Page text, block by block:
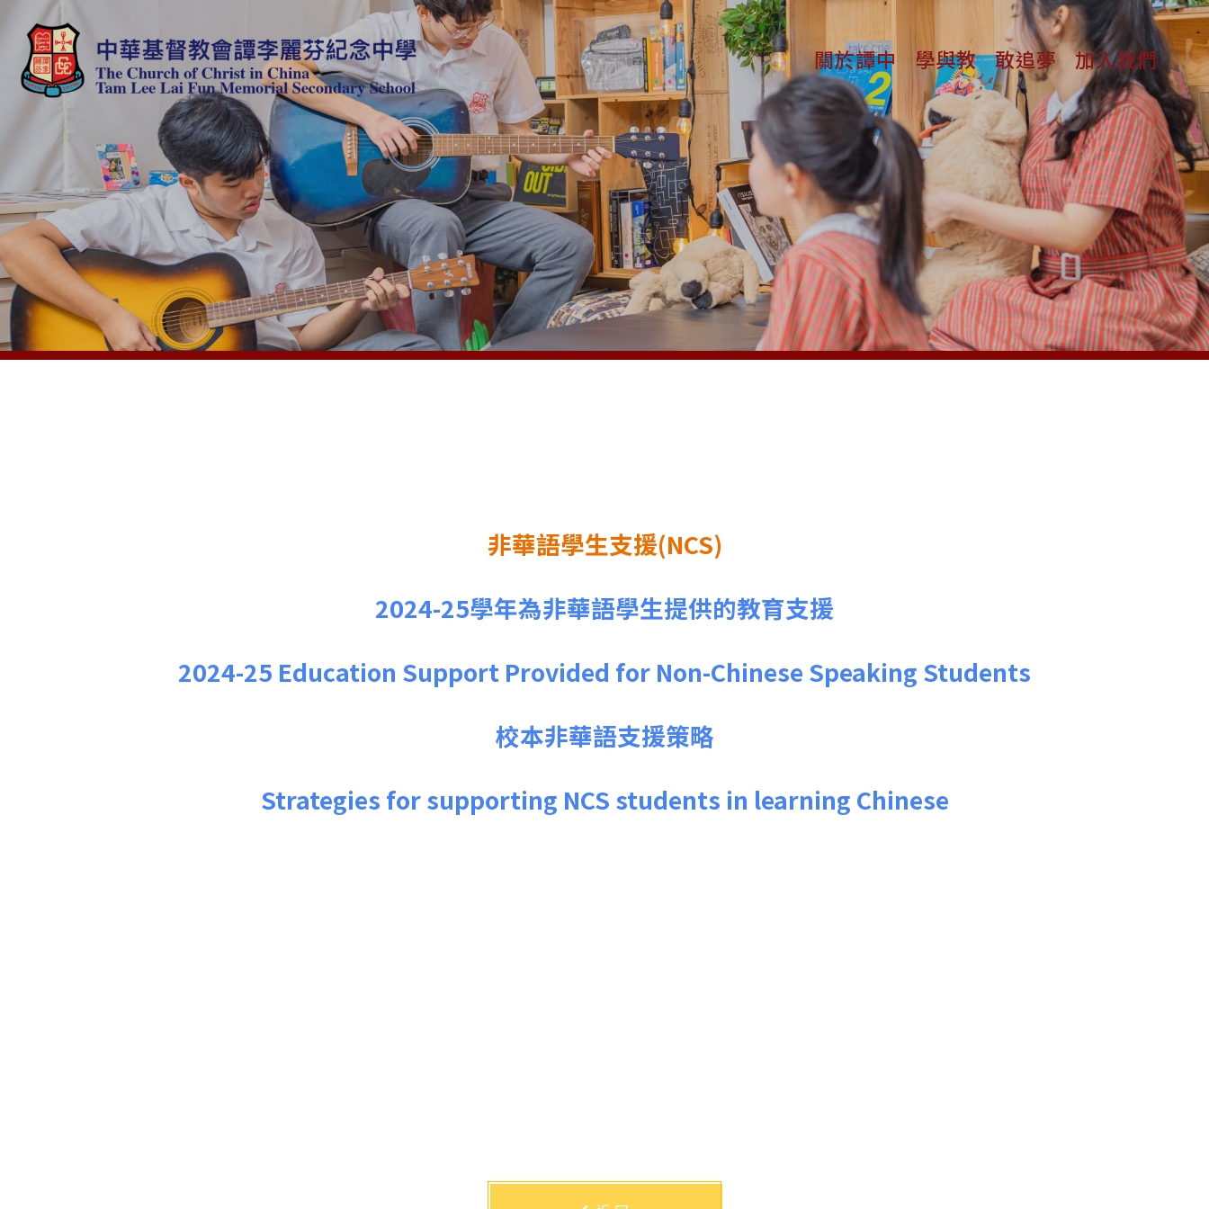
關於譚中 學與教 敢追夢 加入我們
非華語學生支援(NCS)
2024-25學年為非華語學生提供的教育支援
2024-25 Education Support Provided for Non-Chinese Speaking Students
校本非華語支援策略
Strategies for supporting NCS students in learning Chinese